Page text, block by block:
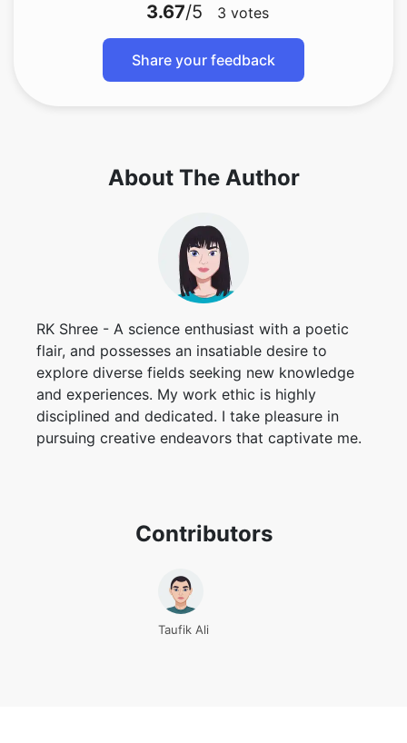
3.67/5 3 votes
Share your feedback
About The Author
RK Shree - A science enthusiast with a poetic
flair, and possesses an insatiable desire to
explore diverse fields seeking new knowledge
and experiences. My work ethic is highly
disciplined and dedicated. I take pleasure in
pursuing creative endeavors that captivate me.
Contributors
Taufik Ali